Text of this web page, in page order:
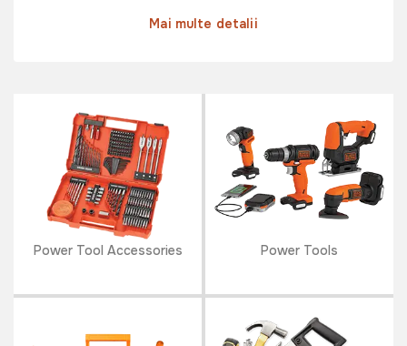
Mai multe detalii
Power Tool Accessories Power Tools